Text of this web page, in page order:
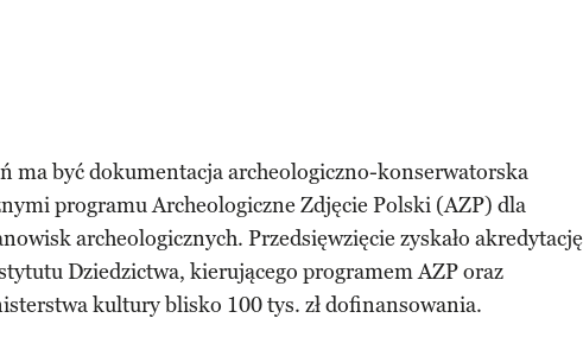
ma być dokumentacja archeologiczno-konserwatorska
programu Archeologiczne Zdjęcie Polski (AZP) dla
archeologicznych. Przedsięwzięcie zyskało akredytację
Dziedzictwa, kierującego programem AZP oraz
kultury blisko 100 tys. zł dofinansowania.